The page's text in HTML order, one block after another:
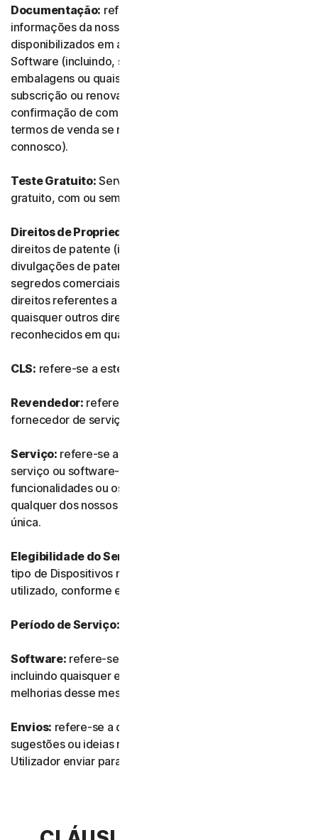
Documentação: refere-se a quaisquer documentos e
informações da nossa parte que acompanhem ou sejam
disponibilizados em associação ao Serviço e/ou ao
Software (incluindo, sem limitação, quaisquer
embalagens ou quaisquer informações de compra,
subscrição ou renovação, como recibos ou e-mails de
confirmação de compra, subscrição ou renovação, e os
termos de venda se realizar a transação diretamente
connosco).
Teste Gratuito: Serviço oferecido com base num teste
gratuito, com ou sem limite de tempo.
Direitos de Propriedade Intelectual:
direitos de patente (incluindo, sem limitação, pedidos e
divulgações de patente), invenções, direitos de autor,
segredos comerciais, direitos morais, know-how,
direitos referentes a dados e bases de dados e
quaisquer outros direitos de propriedade intelectual
reconhecidos em qualquer país ou jurisdição do mundo.
CLS: refere-se a este Contrato de Licença e Serviços.
Revendedor: refere-se a qualquer revendedor ou
fornecedor de serviços de TI autorizado por nós.
Serviço: refere-se a qualquer oferta de subscrição de
serviço ou software-como-serviço, juntamente com as
funcionalidades ou os serviços associados, assim como
qualquer dos nossos produtos ou serviços de compra
única.
Elegibilidade do Serviço:
tipo de Dispositivos no qual o Software pode ser
utilizado, conforme especificado na Documentação.
Período de Serviço:
Software: refere-se a qualquer do nosso software,
incluindo quaisquer edições, revisões, atualizações ou
melhorias desse mesmo software.
Envios: refere-se a quaisquer comentários, avaliações,
sugestões ou ideias relacionados com os Serviços que o
Utilizador enviar para nós.